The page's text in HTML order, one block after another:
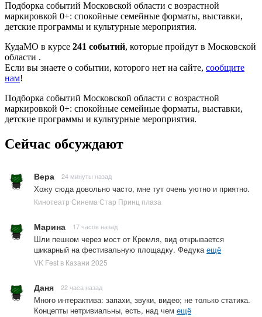
Подборка событий Московской области с возрастной
маркировкой 0+: спокойные семейные форматы, выставки,
детские программы и культурные мероприятия.
КудаМО в курсе 241 событий, которые пройдут в Московской
области .
Если вы знаете о событии, которого нет на сайте, сообщите
нам!
Подборка событий Московской области с возрастной
маркировкой 0+: спокойные семейные форматы, выставки,
детские программы и культурные мероприятия.
Сейчас обсуждают
Вера 24 минуты назад
Хожу сюда довольно часто, мне тут очень уютно и приятно.
Кинотеатр Синема Стар Принц плаза
Марина 17 часов назад
Шли пешком через мост от Кремля, вид открывается
шикарный на фестивальную площадку. Федукаещё
VK Fest в Казани 2025
Даня 22 часа назад
Много интерактива: запахи, звуки, видео; не только статика.
Концепты нетривиальны, есть, над чем ещё